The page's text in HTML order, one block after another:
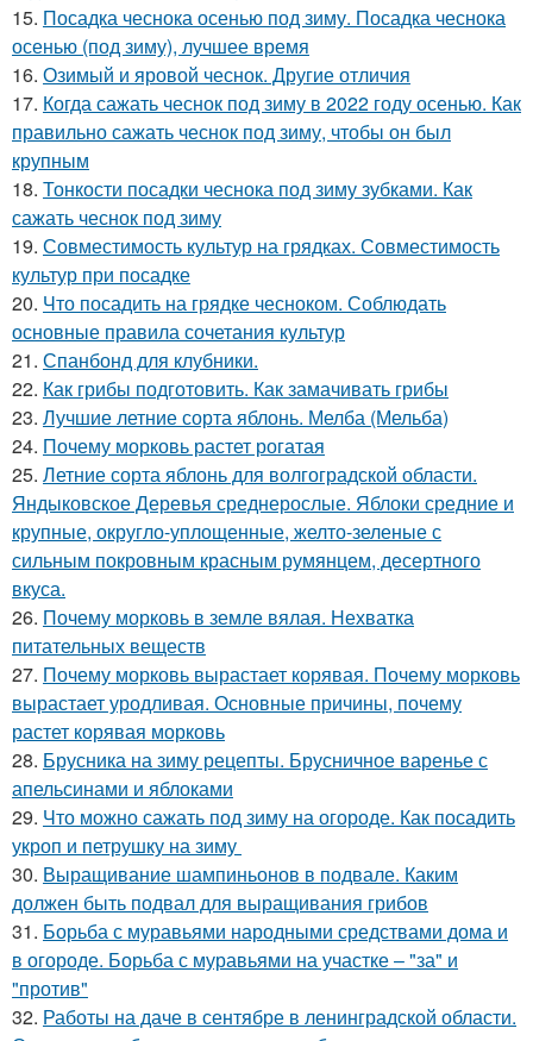
15. Посадка чеснока осенью под зиму. Посадка чеснока
осенью (под зиму), лучшее время
16. Озимый и яровой чеснок. Другие отличия
17. Когда сажать чеснок под зиму в 2022 году осенью. Как
правильно сажать чеснок под зиму, чтобы он был
крупным
18. Тонкости посадки чеснока под зиму зубками. Как
сажать чеснок под зиму
19. Совместимость культур на грядках. Совместимость
культур при посадке
20. Что посадить на грядке чесноком. Соблюдать
основные правила сочетания культур
21. Спанбонд для клубники.
22. Как грибы подготовить. Как замачивать грибы
23. Лучшие летние сорта яблонь. Мелба (Мельба)
24. Почему морковь растет рогатая
25. Летние сорта яблонь для волгоградской области.
Яндыковское Деревья среднерослые. Яблоки средние и
крупные, округло-уплощенные, желто-зеленые с
сильным покровным красным румянцем, десертного
вкуса.
26. Почему морковь в земле вялая. Нехватка
питательных веществ
27. Почему морковь вырастает корявая. Почему морковь
вырастает уродливая. Основные причины, почему
растет корявая морковь
28. Брусника на зиму рецепты. Брусничное варенье с
апельсинами и яблоками
29. Что можно сажать под зиму на огороде. Как посадить
укроп и петрушку на зиму
30. Выращивание шампиньонов в подвале. Каким
должен быть подвал для выращивания грибов
31. Борьба с муравьями народными средствами дома и
в огороде. Борьба с муравьями на участке – "за" и
"против"
32. Работы на даче в сентябре в ленинградской области.